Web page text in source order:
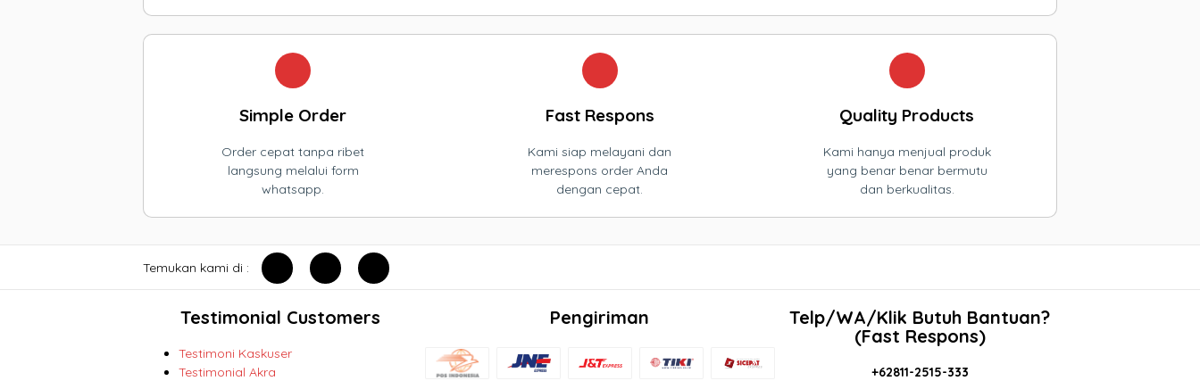
Simple Order
Order cepat tanpa ribet
langsung melalui form
whatsapp.
Fast Respons
Kami siap melayani dan
merespons order Anda
dengan cepat.
Quality Products
Kami hanya menjual produk
yang benar benar bermutu
dan berkualitas.
Temukan kami di :
Testimonial Customers
Testimoni Kaskuser
Testimonial Akra
Pengiriman
Telp/WA/Klik Butuh Bantuan?
(Fast Respons)
+62811-2515-333